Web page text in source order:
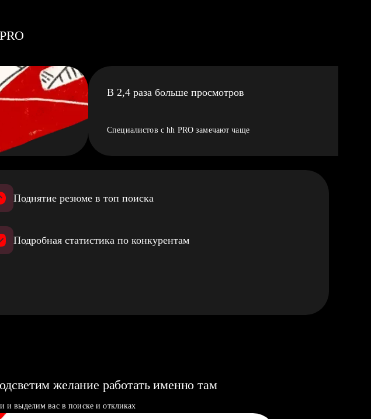
В 2,4 раза больше просмотров
Специалистов с hh PRO замечают чаще
Поднятие резюме в топ поиска
Подробная статистика по конкурентам
желание работать именно там
и выделим вас в поиске и откликах